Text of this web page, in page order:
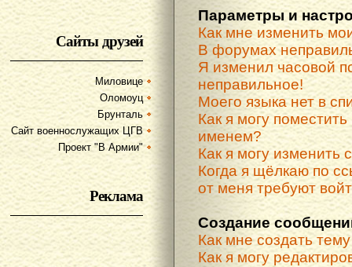
Сайты друзей
Миловице
Оломоуц
Брунталь
Сайт военнослужащих ЦГВ
Проект "В Армии"
Реклама
Параметры и
Как мне изменить
В форумах
Я изменил часовой
неправильное!
Моего языка нет в
Как я могу
именем?
Как я могу изменить
Когда я щёлкаю по
от меня требуют
Создание
Как мне создать
Как я могу